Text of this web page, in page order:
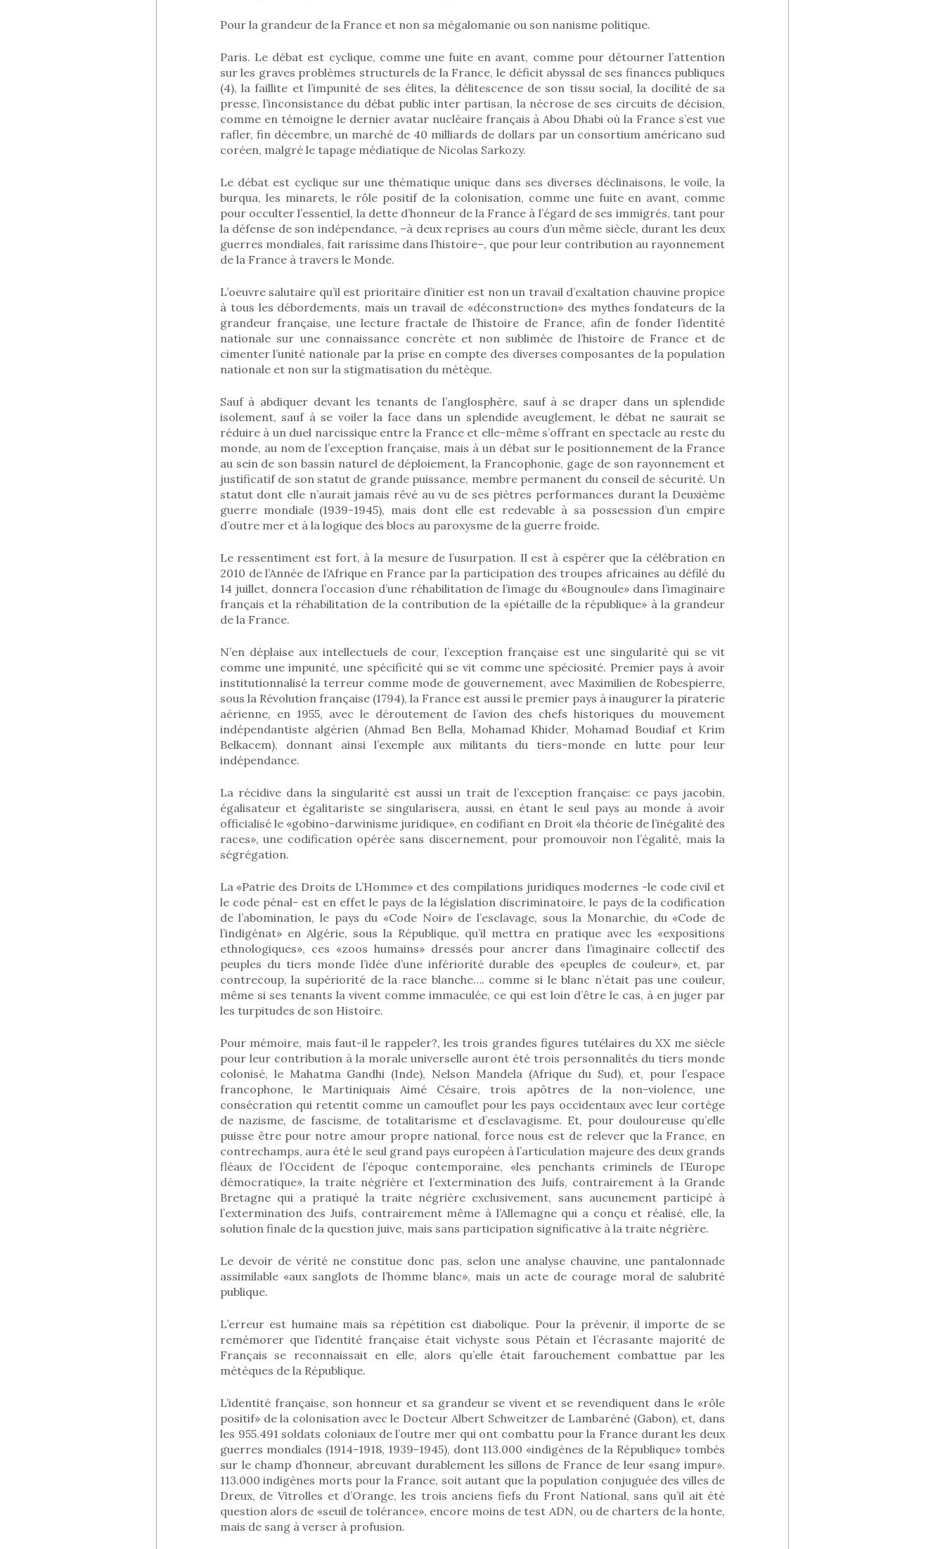
Pour la grandeur de la France et non sa mégalomanie ou son nanisme politique.
Paris. Le débat est cyclique, comme une fuite en avant, comme pour détourner l’attention
sur les graves problèmes structurels de la France, le déficit abyssal de ses finances publiques
(4), la faillite et l’impunité de ses élites, la délitescence de son tissu social, la docilité de sa
presse, l’inconsistance du débat public inter partisan, la nécrose de ses circuits de décision,
comme en témoigne le dernier avatar nucléaire français à Abou Dhabi où la France s’est vue
rafler, fin décembre, un marché de 40 milliards de dollars par un consortium américano sud
coréen, malgré le tapage médiatique de Nicolas Sarkozy.
Le débat est cyclique sur une thématique unique dans ses diverses déclinaisons, le voile, la
burqua, les minarets, le rôle positif de la colonisation, comme une fuite en avant, comme
pour occulter l’essentiel, la dette d’honneur de la France à l’égard de ses immigrés, tant pour
la défense de son indépendance, –à deux reprises au cours d’un même siècle, durant les deux
guerres mondiales, fait rarissime dans l’histoire–, que pour leur contribution au rayonnement
de la France à travers le Monde.
L’oeuvre salutaire qu’il est prioritaire d’initier est non un travail d’exaltation chauvine propice
à tous les débordements, mais un travail de «déconstruction» des mythes fondateurs de la
grandeur française, une lecture fractale de l’histoire de France, afin de fonder l’identité
nationale sur une connaissance concrète et non sublimée de l’histoire de France et de
cimenter l’unité nationale par la prise en compte des diverses composantes de la population
nationale et non sur la stigmatisation du métèque.
Sauf à abdiquer devant les tenants de l’anglosphère, sauf à se draper dans un splendide
isolement, sauf à se voiler la face dans un splendide aveuglement, le débat ne saurait se
réduire à un duel narcissique entre la France et elle-même s’offrant en spectacle au reste du
monde, au nom de l’exception française, mais à un débat sur le positionnement de la France
au sein de son bassin naturel de déploiement, la Francophonie, gage de son rayonnement et
justificatif de son statut de grande puissance, membre permanent du conseil de sécurité. Un
statut dont elle n’aurait jamais rêvé au vu de ses piètres performances durant la Deuxième
guerre mondiale (1939-1945), mais dont elle est redevable à sa possession d’un empire
d’outre mer et à la logique des blocs au paroxysme de la guerre froide.
Le ressentiment est fort, à la mesure de l’usurpation. Il est à espérer que la célébration en
2010 de l’Année de l’Afrique en France par la participation des troupes africaines au défilé du
14 juillet, donnera l’occasion d’une réhabilitation de l’image du «Bougnoule» dans l’imaginaire
français et la réhabilitation de la contribution de la «piétaille de la république» à la grandeur
de la France.
N’en déplaise aux intellectuels de cour, l’exception française est une singularité qui se vit
comme une impunité, une spécificité qui se vit comme une spéciosité. Premier pays à avoir
institutionnalisé la terreur comme mode de gouvernement, avec Maximilien de Robespierre,
sous la Révolution française (1794), la France est aussi le premier pays à inaugurer la piraterie
aérienne, en 1955, avec le déroutement de l’avion des chefs historiques du mouvement
indépendantiste algérien (Ahmad Ben Bella, Mohamad Khider, Mohamad Boudiaf et Krim
Belkacem), donnant ainsi l’exemple aux militants du tiers-monde en lutte pour leur
indépendance.
La récidive dans la singularité est aussi un trait de l’exception française: ce pays jacobin,
égalisateur et égalitariste se singularisera, aussi, en étant le seul pays au monde à avoir
officialisé le «gobino-darwinisme juridique», en codifiant en Droit «la théorie de l’inégalité des
races», une codification opérée sans discernement, pour promouvoir non l’égalité, mais la
ségrégation.
La «Patrie des Droits de L’Homme» et des compilations juridiques modernes -le code civil et
le code pénal- est en effet le pays de la législation discriminatoire, le pays de la codification
de l’abomination, le pays du «Code Noir» de l’esclavage, sous la Monarchie, du «Code de
l’indigénat» en Algérie, sous la République, qu’il mettra en pratique avec les «expositions
ethnologiques», ces «zoos humains» dressés pour ancrer dans l’imaginaire collectif des
peuples du tiers monde l’idée d’une infériorité durable des «peuples de couleur», et, par
contrecoup, la supériorité de la race blanche…. comme si le blanc n’était pas une couleur,
même si ses tenants la vivent comme immaculée, ce qui est loin d’être le cas, à en juger par
les turpitudes de son Histoire.
Pour mémoire, mais faut-il le rappeler?, les trois grandes figures tutélaires du XX me siècle
pour leur contribution à la morale universelle auront été trois personnalités du tiers monde
colonisé, le Mahatma Gandhi (Inde), Nelson Mandela (Afrique du Sud), et, pour l’espace
francophone, le Martiniquais Aimé Césaire, trois apôtres de la non-violence, une
consécration qui retentit comme un camouflet pour les pays occidentaux avec leur cortège
de nazisme, de fascisme, de totalitarisme et d’esclavagisme. Et, pour douloureuse qu’elle
puisse être pour notre amour propre national, force nous est de relever que la France, en
contrechamps, aura été le seul grand pays européen à l’articulation majeure des deux grands
fléaux de l’Occident de l’époque contemporaine, «les penchants criminels de l’Europe
démocratique», la traite négrière et l’extermination des Juifs, contrairement à la Grande
Bretagne qui a pratiqué la traite négrière exclusivement, sans aucunement participé à
l’extermination des Juifs, contrairement même à l’Allemagne qui a conçu et réalisé, elle, la
solution finale de la question juive, mais sans participation significative à la traite négrière.
Le devoir de vérité ne constitue donc pas, selon une analyse chauvine, une pantalonnade
assimilable «aux sanglots de l’homme blanc», mais un acte de courage moral de salubrité
publique.
L’erreur est humaine mais sa répétition est diabolique. Pour la prévenir, il importe de se
remémorer que l’identité française était vichyste sous Pétain et l’écrasante majorité de
Français se reconnaissait en elle, alors qu’elle était farouchement combattue par les
métèques de la République.
L’identité française, son honneur et sa grandeur se vivent et se revendiquent dans le «rôle
positif» de la colonisation avec le Docteur Albert Schweitzer de Lambaréné (Gabon), et, dans
les 955.491 soldats coloniaux de l’outre mer qui ont combattu pour la France durant les deux
guerres mondiales (1914-1918, 1939-1945), dont 113.000 «indigènes de la République» tombés
sur le champ d’honneur, abreuvant durablement les sillons de France de leur «sang impur».
113.000 indigènes morts pour la France, soit autant que la population conjuguée des villes de
Dreux, de Vitrolles et d’Orange, les trois anciens fiefs du Front National, sans qu’il ait été
question alors de «seuil de tolérance», encore moins de test ADN, ou de charters de la honte,
mais de sang à verser à profusion.